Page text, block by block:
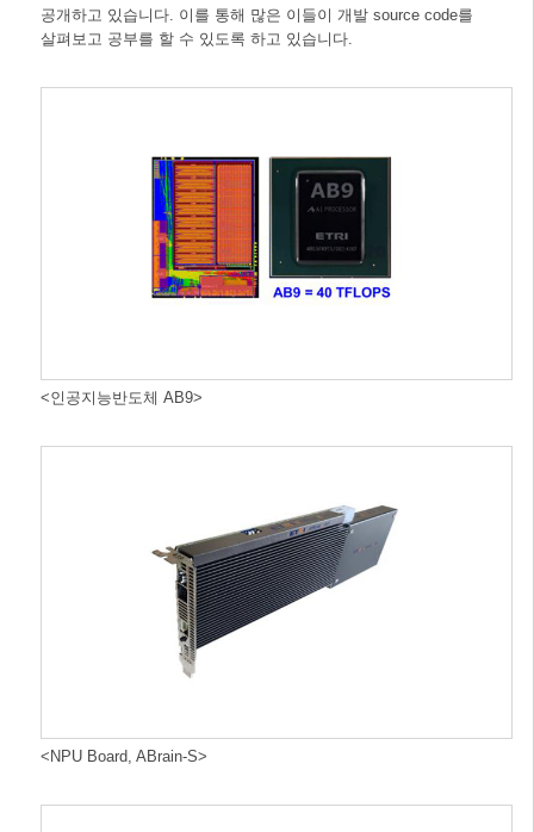
공개하고 있습니다. 이를 통해 많은 이들이 개발 source code를
살펴보고 공부를 할 수 있도록 하고 있습니다.
<인공지능반도체 AB9>
<NPU Board, ABrain-S>